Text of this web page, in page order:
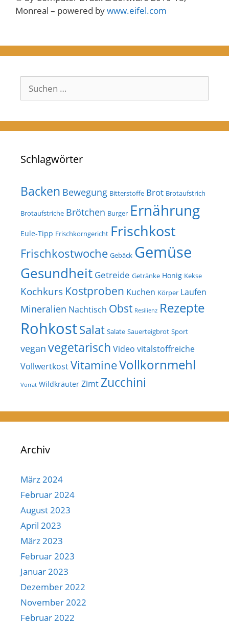
Monreal – powered bywww.eifel.com
Suchen
nach:
Schlagwörter
Backen Bewegung Bitterstoffe Brot Brotaufstrich
Brotaufstriche Brötchen Burger Ernährung
Eule-Tipp Frischkorngericht Frischkost
Frischkostwoche Gebäck Gemüse
Gesundheit Getreide Getränke Honig Kekse
Kochkurs Kostproben Kuchen Körper Laufen
Mineralien Nachtisch Obst Resilienz Rezepte
RohkostSalat Salate Sauerteigbrot Sport
vegan vegetarisch Video vitalstoffreiche
VollwertkostVitamineVollkornmehl
Vorrat Wildkräuter Zimt Zucchini
Archiv
März 2024
Februar 2024
August 2023
April 2023
März 2023
Februar 2023
Januar 2023
Dezember 2022
November 2022
Februar 2022